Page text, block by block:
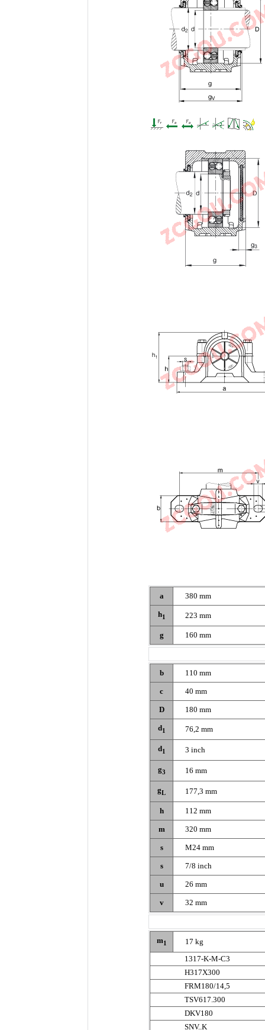
a 380 mm
h1 223 mm
g 160 mm
b 110 mm
c 40 mm
D 180 mm
d1 76,2 mm
d1 3 inch
g3 16 mm
gL 177,3 mm
h 112 mm
m 320 mm
s M24 mm
s 7/8 inch
u 26 mm
v 32 mm
m1
17 kg
1317-K-M-C3
H317X300
FRM180/14,5
TSV617.300
DKV180
SNV..K